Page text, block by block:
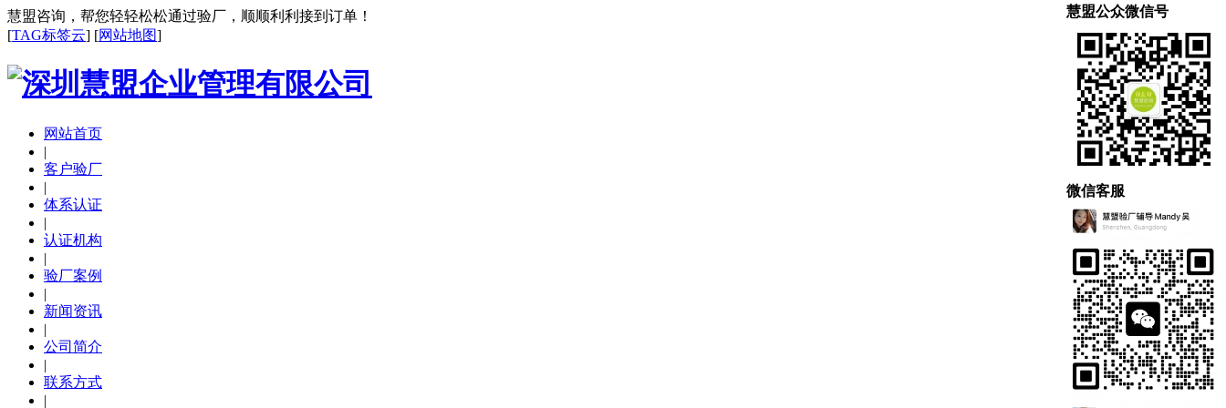
慧盟咨询，帮您轻轻松松通过验厂，顺顺利利接到订单！
[TAG标签云] [网站地图]
网站首页
|
客户验厂
|
体系认证
|
认证机构
|
验厂案例
|
新闻资讯
|
公司简介
|
联系方式
|
慧盟公众微信号
微信客服